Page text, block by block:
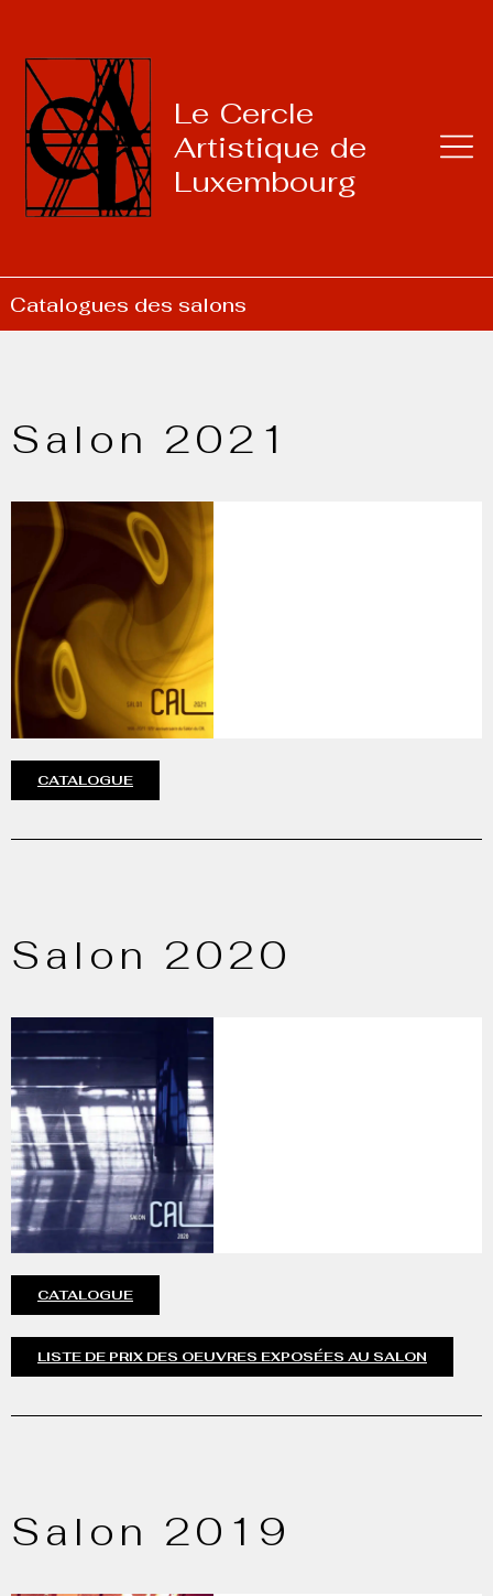
Le Cercle
Artistique de
Luxembourg
Catalogues des salons
Salon 2021​
CATALOGUE
Salon 2020
CATALOGUE
LISTE DE PRIX DES OEUVRES EXPOSÉES AU SALON
Salon 2019